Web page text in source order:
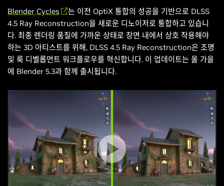
Blender Cycles
는 이전 OptiX 통합의 성공을 기반으로 DLSS
4.5 Ray Reconstruction을 새로운 디노이저로 통합하고 있습니
다. 최종 렌더링 품질에 가까운 상태로 장면 내에서 상호 작용해야
하는 3D 아티스트를 위해, DLSS 4.5 Ray Reconstruction은 조명
및 룩 디벨롭먼트 워크플로우를 혁신합니다. 이 업데이트는 올 가을
에 Blender 5.3과 함께 출시됩니다.